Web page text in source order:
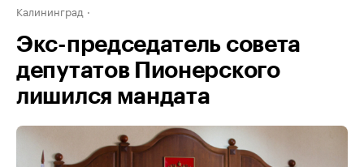
Калининград
Экс-председатель совета
депутатов Пионерского
лишился мандата